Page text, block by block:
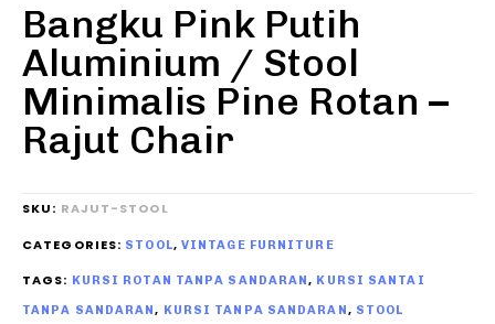
Bangku Pink Putih
Aluminium / Stool
Minimalis Pine Rotan –
Rajut Chair
SKU: RAJUT-STOOL
CATEGORIES: STOOL, VINTAGE FURNITURE
TAGS: KURSI ROTAN TANPA SANDARAN, KURSI SANTAI
TANPA SANDARAN, KURSI TANPA SANDARAN , STOOL